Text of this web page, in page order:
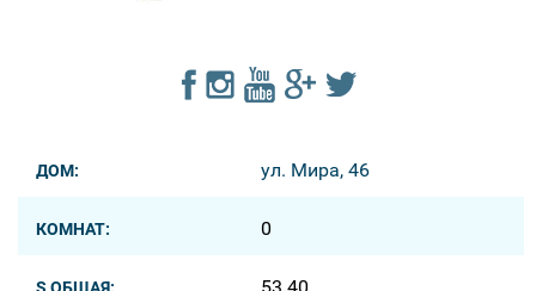
ДОМ: ул. Мира, 46
КОМНАТ: 0